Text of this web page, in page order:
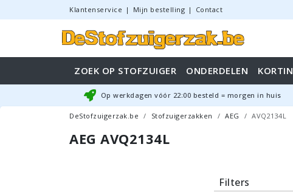
Klantenservice | Mijn bestelling | Contact
ZOEK OP STOFZUIGER ONDERDELEN
Op werkdagen vóór 22:00 besteld = morgen in huis
DeStofzuigerzak.be Stofzuigerzakken AEG AVQ2134L
AEG AVQ2134L
Filters